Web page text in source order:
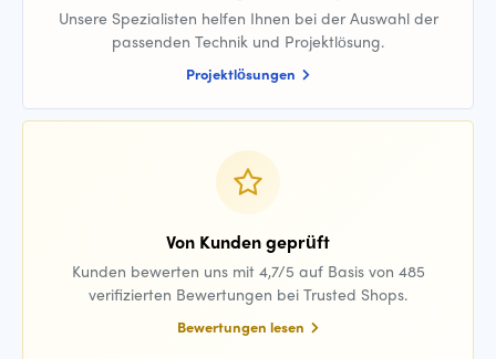
Unsere Spezialisten helfen Ihnen bei der Auswahl der
passenden Technik und Projektlösung.
Projektlösungen
Von Kunden geprüft
Kunden bewerten uns mit 4,7/5 auf Basis von 485
verifizierten Bewertungen bei Trusted Shops.
Bewertungen lesen